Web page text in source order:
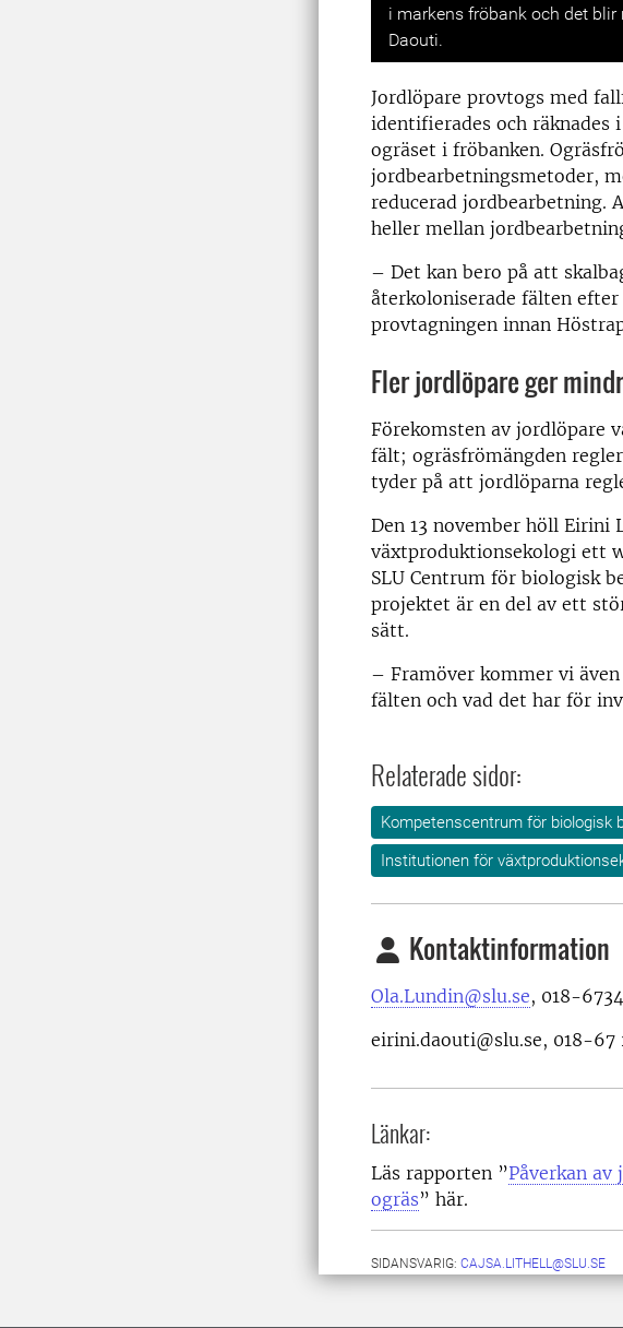
i markens fröbank och det
Daouti.
Jordlöpare provtogs med
identifierades och räknades
ogräset i fröbanken.
jordbearbetningsmetoder,
reducerad jordbearbetning.
heller mellan
– Det kan bero på att
återkoloniserade fälten
provtagningen innan
Fler jordlöpare ger
Förekomsten av jordlöpare
fält; ogräsfrömängden
tyder på att jordlöparna
Den 13 november höll
växtproduktionsekologi ett
SLU Centrum för biologisk
projektet är en del av ett
sätt.
­– Framöver kommer vi
fälten och vad det har för
Relaterade sidor:
Kompetenscentrum för biologisk
Institutionen för
Kontaktinformation
Ola.Lundin@slu.se, 018-
eirini.daouti@slu.se, 018-67
Länkar:
Läs rapporten ”Påverkan
ogräs” här.
SIDANSVARIG: CAJSA.LITHELL@SLU.SE